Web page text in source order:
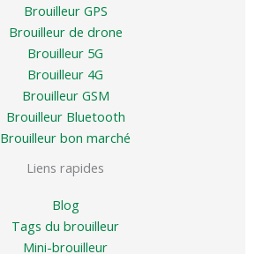
Brouilleur GPS
Brouilleur de drone
Brouilleur 5G
Brouilleur 4G
Brouilleur GSM
Brouilleur Bluetooth
Brouilleur bon marché
Liens rapides
Blog
Tags du brouilleur
Mini-brouilleur